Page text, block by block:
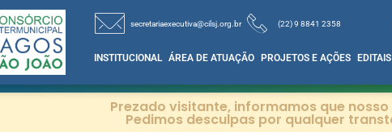
secretariaexecutiva@cilsj.org.br (22) 9 8841 2358
INSTITUCIONAL ÁREA DE ATUAÇÃO PROJETOS E AÇÕES
Prezado visitante, informamos que
Pedimos desculpas por qualquer